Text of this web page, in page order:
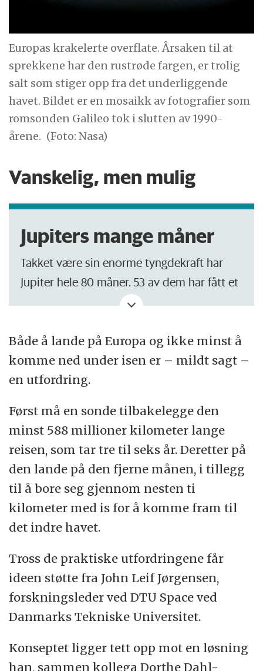
Europas krakelerte overflate. Årsaken til at
sprekkene har den rustrøde fargen, er trolig
salt som stiger opp fra det underliggende
havet. Bildet er en mosaikk av fotografier som
romsonden Galileo tok i slutten av 1990-
årene. (Foto: Nasa)
Vanskelig, men mulig
Jupiters mange måner
Takket være sin enorme tyngdekraft har
Jupiter hele 80 måner. 53 av dem har fått et
Av disse er nok Jupiters fire største måner
mest interessante for forskere – Io, Europa,
Ganymedes og Callisto. De kalles også for
de galileiske månene etter den berømte
italienske astronomen Galileo Galilei (1564–
1642), som oppdaget dem.
Europa, nummer to i rekken, er passe langt
unna Jupiter til at tyngdekraften ikke
skaper kaos i de geologiske prosessene på
samme måte som på nabomånen Io.
Europa inneholder mye mer vann enn
Kilde: John Leif Jørgensen
Både å lande på Europa og ikke minst å
komme ned under isen er – mildt sagt –
en utfordring.
Først må en sonde tilbakelegge den
minst 588 millioner kilometer lange
reisen, som tar tre til seks år. Deretter på
den lande på den fjerne månen, i tillegg
til å bore seg gjennom nesten ti
kilometer med is for å komme fram til
det indre havet.
Tross de praktiske utfordringene får
ideen støtte fra John Leif Jørgensen,
forskningsleder ved DTU Space ved
Danmarks Tekniske Universitet.
Konseptet ligger tett opp mot en løsning
han, sammen kollega Dorthe Dahl-